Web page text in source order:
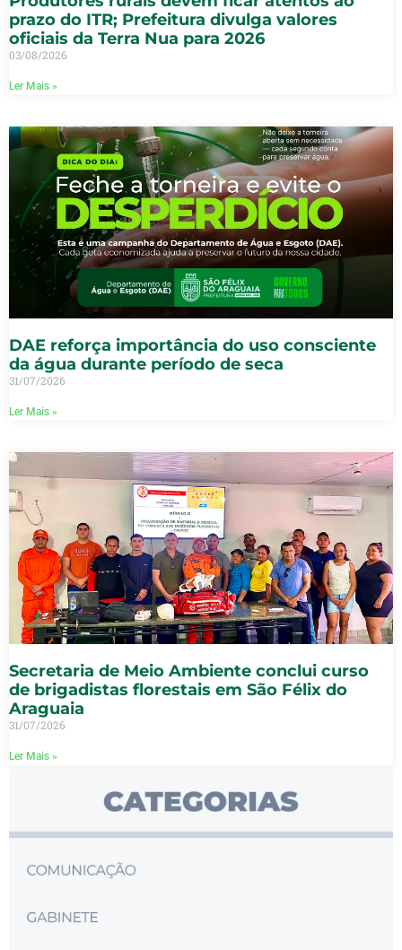
prazo do ITR; Prefeitura divulga valores
oficiais da Terra Nua para 2026
03/08/2026
Ler Mais »
DAE reforça importância do uso consciente
da água durante período de seca
31/07/2026
Ler Mais »
Secretaria de Meio Ambiente conclui curso
de brigadistas florestais em São Félix do
Araguaia
31/07/2026
Ler Mais »